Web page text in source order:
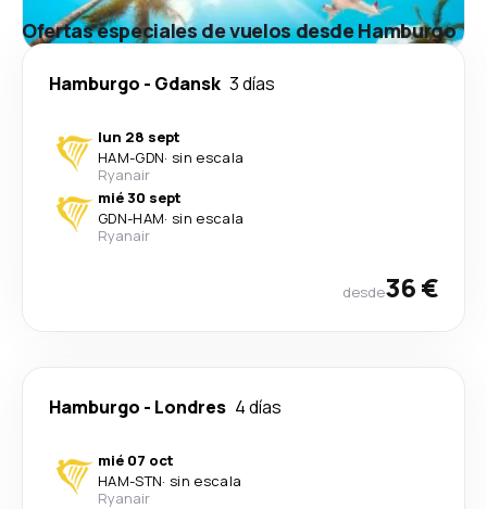
Ofertas especiales de vuelos desde Hamburgo
Hamburgo - Gdansk 3 días
lun 28 sept
HAM-GDN· sin escala
Ryanair
mié 30 sept
GDN-HAM· sin escala
Ryanair
desde36 €
Hamburgo - Londres 4 días
mié 07 oct
HAM-STN· sin escala
Ryanair